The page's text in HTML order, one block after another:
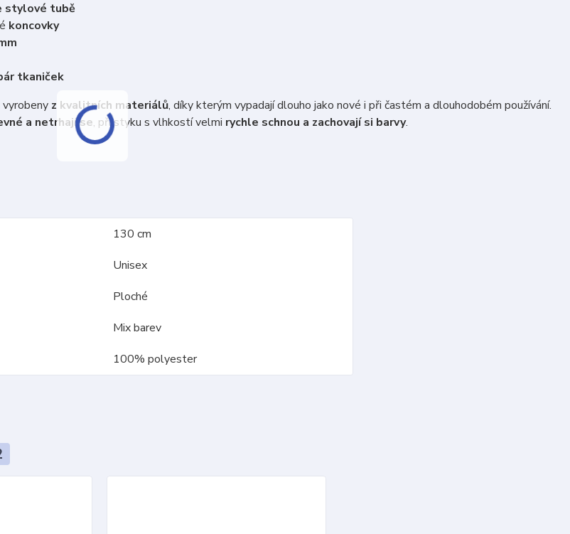
stylové tubě
koncovky
tkaniček
z kvalitních materiálů, díky kterým vypadají dlouho jako nové i při častém a dlouhodobém používání.
a netrhají se, při styku s vlhkostí velmi rychle schnou a zachovají si barvy.
130 cm
Unisex
Ploché
Mix barev
100% polyester